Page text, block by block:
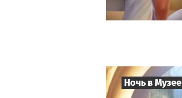
Ночь в Музее